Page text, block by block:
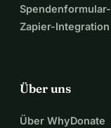
Zapier-Integration
Über uns
Über WhyDonate